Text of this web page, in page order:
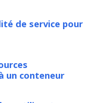
de service pour
un conteneur